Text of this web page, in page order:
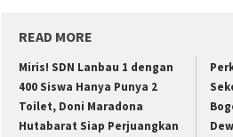
READ MORE
Miris! SDN Lanbau 1 dengan
400 Siswa Hanya Punya 2
Toilet, Doni Maradona
Hutabarat Siap Perjuangkan